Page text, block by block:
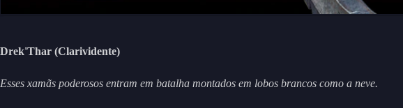
Drek'Thar (Clarividente)
Esses xamãs poderosos entram em batalha montados em lobos brancos como a neve.